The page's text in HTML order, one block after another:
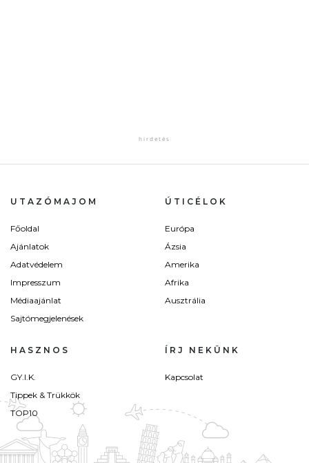
UTAZÓMAJOM
Főoldal
Ajánlatok
Adatvédelem
Impresszum
Médiaajánlat
Sajtómegjelenések
ÚTICÉLOK
Európa
Ázsia
Amerika
Afrika
Ausztrália
HASZNOS
GY.I.K.
Tippek & Trükkök
TOP10
ÍRJ NEKÜNK
Kapcsolat